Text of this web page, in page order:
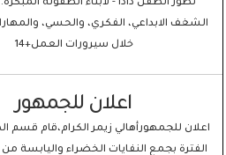
تطور الطفل دادا - لابناء الطّفولة
الشغف الابداعي، الفكري، والحسي،
خلال سيرورات العمل+14
اعلان للجمهور
اعلان للجمهورأهالي زيمر الكرام،قام قسم
الفترة بجمع النفايات الخضراء واليابسة من